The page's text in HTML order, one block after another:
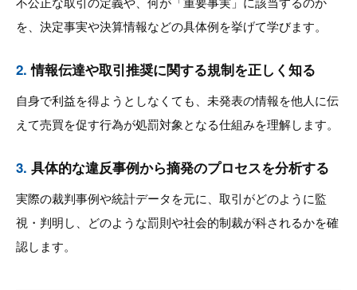
を、決定事実や決算情報などの具体例を挙げて学びます。
2. 情報伝達や取引推奨に関する規制を正しく知る
自身で利益を得ようとしなくても、未発表の情報を他人に伝
えて売買を促す行為が処罰対象となる仕組みを理解します。
3. 具体的な違反事例から摘発のプロセスを分析する
実際の裁判事例や統計データを元に、取引がどのように監
視・判明し、どのような罰則や社会的制裁が科されるかを確
認します。